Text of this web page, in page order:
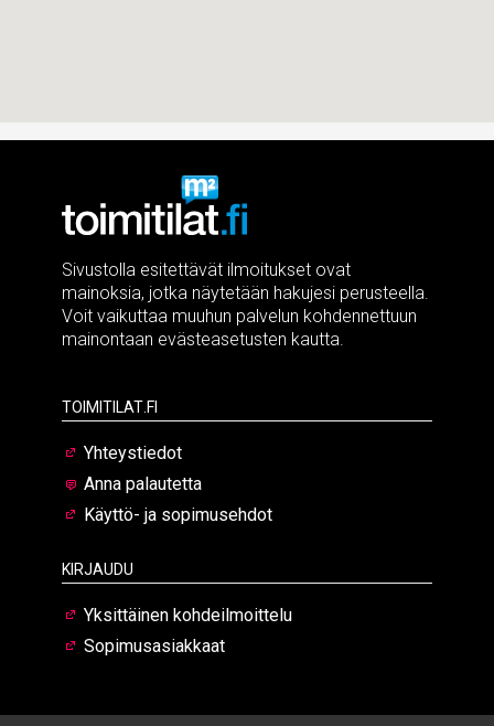
Sivustolla esitettävät ilmoitukset ovat
mainoksia, jotka näytetään hakujesi perusteella.
Voit vaikuttaa muuhun palvelun kohdennettuun
mainontaan evästeasetusten kautta.
Toimitilat.fi
Yhteystiedot
Anna palautetta
Käyttö- ja sopimusehdot
Kirjaudu
Yksittäinen kohdeilmoittelu
Sopimusasiakkaat